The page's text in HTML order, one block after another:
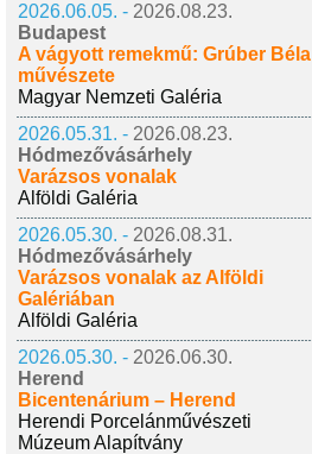
2026.06.05. - 2026.08.23.
Budapest
A vágyott remekmű: Grúber Béla
művészete
Magyar Nemzeti Galéria
2026.05.31. - 2026.08.23.
Hódmezővásárhely
Varázsos vonalak
Alföldi Galéria
2026.05.30. - 2026.08.31.
Hódmezővásárhely
Varázsos vonalak az Alföldi
Galériában
Alföldi Galéria
2026.05.30. - 2026.06.30.
Herend
Bicentenárium – Herend
Herendi Porcelánművészeti
Múzeum Alapítvány